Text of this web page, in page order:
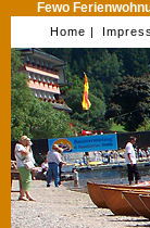
Fewo
Home |